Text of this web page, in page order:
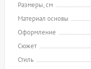
Размеры, см
Материал основы
Оформление
Сюжет
Стиль